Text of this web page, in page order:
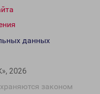
2026
законом
данных